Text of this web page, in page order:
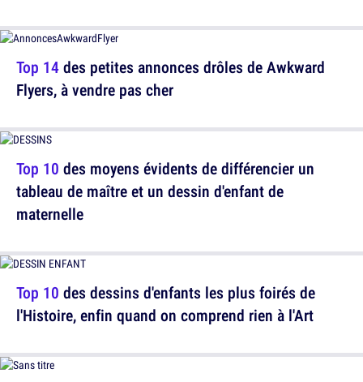
Top 10 des moyens évidents de différencier un
tableau de maître et un dessin d'enfant de
maternelle
Top 14des petites annonces drôles de Awkward
Flyers, à vendre pas cher
Top 10 des dessins d'enfants les plus foirés de
l'Histoire, enfin quand on comprend rien à l'Art